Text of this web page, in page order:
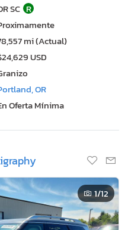
SC R
mi (Actual)
USD
OR
Oferta Mínima
1/12